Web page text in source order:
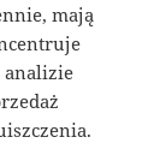
mają
analizie